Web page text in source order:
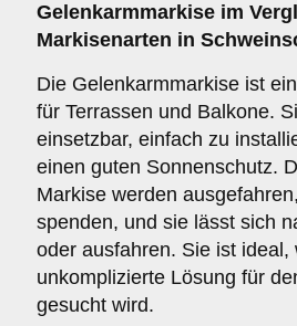
Gelenkarmmarkise im
Markisenarten in
Die Gelenkarmmarkise ist
für Terrassen und Balkone.
einsetzbar, einfach zu
einen guten Sonnenschutz.
Markise werden
spenden, und sie lässt sich
oder ausfahren. Sie ist ideal,
unkomplizierte Lösung für
gesucht wird.